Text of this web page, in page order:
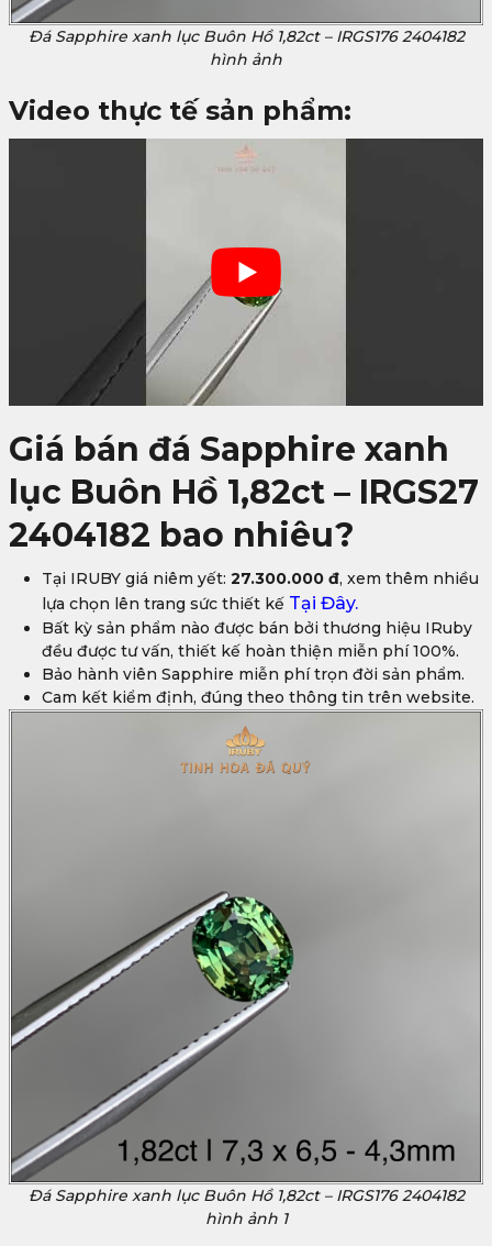
Đá Sapphire xanh lục Buôn Hồ 1,82ct – IRGS176 2404182
hình ảnh
Video thực tế sản phẩm:
Giá bán đá Sapphire xanh
lục Buôn Hồ 1,82ct – IRGS27
2404182 bao nhiêu?
Tại IRUBY giá niêm yết: 27.300.000 đ, xem thêm nhiều
lựa chọn lên trang sức thiết kế Tại Đây.
Bất kỳ sản phẩm nào được bán bởi thương hiệu IRuby
đều được tư vấn, thiết kế hoàn thiện miễn phí 100%.
Bảo hành viên Sapphire miễn phí trọn đời sản phẩm.
Cam kết kiểm định, đúng theo thông tin trên website.
Đá Sapphire xanh lục Buôn Hồ 1,82ct – IRGS176 2404182
hình ảnh 1